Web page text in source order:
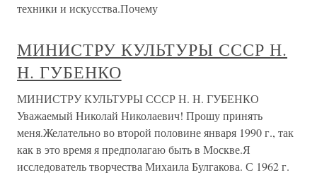
техники и искусства.Почему
МИНИСТРУ КУЛЬТУРЫ СССР Н.
Н. ГУБЕНКО
МИНИСТРУ КУЛЬТУРЫ СССР Н. Н. ГУБЕНКО
Уважаемый Николай Николаевич! Прошу принять
меня.Желательно во второй половине января 1990 г., так
как в это время я предполагаю быть в Москве.Я
исследователь творчества Михаила Булгакова. С 1962 г.